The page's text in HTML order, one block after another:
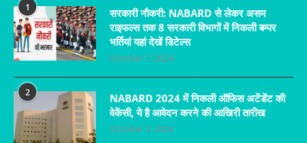
1
सरकारी नौकरी: NABARD से लेकर असम
राइफल्स तक 8 सरकारी विभागों में निकली बम्पर
भर्तियां यहां देखें डिटेल्स
October 7, 2024
2
NABARD 2024 में निकली ऑफिस अटेंडेंट की
वेकेंसी, ये है आवेदन करने की आखिरी तारीख
October 2, 2024